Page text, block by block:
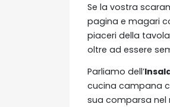
Se la vostra
pagina e magari
piaceri della
oltre ad essere
Parliamo dell’
cucina campana
sua comparsa nel